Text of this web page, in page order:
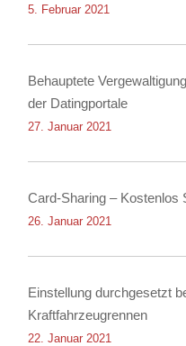
5. Februar 2021
Behauptete
der Datingportale
27. Januar 2021
Card-Sharing – Kostenlos
26. Januar 2021
Einstellung durchgesetzt
Kraftfahrzeugrennen
22. Januar 2021